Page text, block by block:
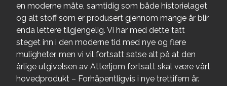
en moderne måte, samtidig som både historielaget
og alt stoff som er produsert gjennom mange år blir
enda lettere tilgjengelig. Vi har med dette tatt
steget inn i den moderne tid med nye og flere
muligheter, men vi vil fortsatt satse alt på at den
årlige utgivelsen av Atterljom fortsatt skal være vårt
hovedprodukt – Forhåpentligvis i nye trettifem år.